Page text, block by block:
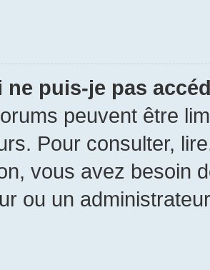
ne puis-je pas
peuvent être
Pour consulter,
vous avez besoin
ou un